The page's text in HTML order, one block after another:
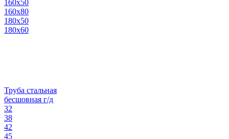
160х50
160х80
180х50
180х60
Труба стальная
бесшовная г/д
32
38
42
45